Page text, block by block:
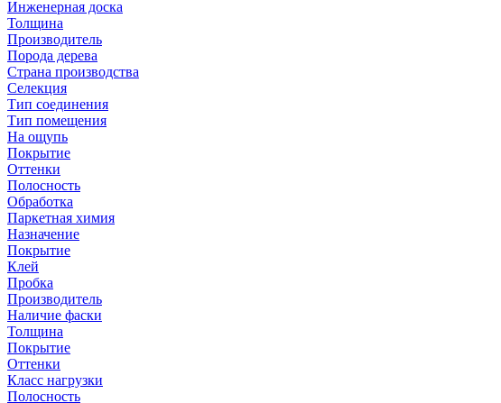
Инженерная доска
Толщина
Производитель
Порода дерева
Страна производства
Селекция
Тип соединения
Тип помещения
На ощупь
Покрытие
Оттенки
Полосность
Обработка
Паркетная химия
Назначение
Покрытие
Клей
Пробка
Производитель
Наличие фаски
Толщина
Покрытие
Оттенки
Класс нагрузки
Полосность